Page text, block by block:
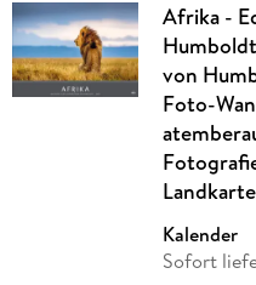
Afrika -
von
Foto-
Kalender
Sofort